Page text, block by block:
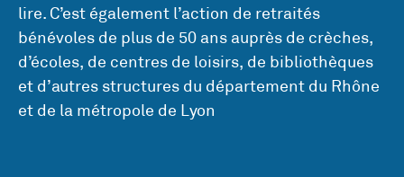
lire. C’est également l’action de retraités
bénévoles de plus de 50 ans auprès de crèches,
d’écoles, de centres de loisirs, de bibliothèques
et d’autres structures du département du Rhône
et de la métropole de Lyon